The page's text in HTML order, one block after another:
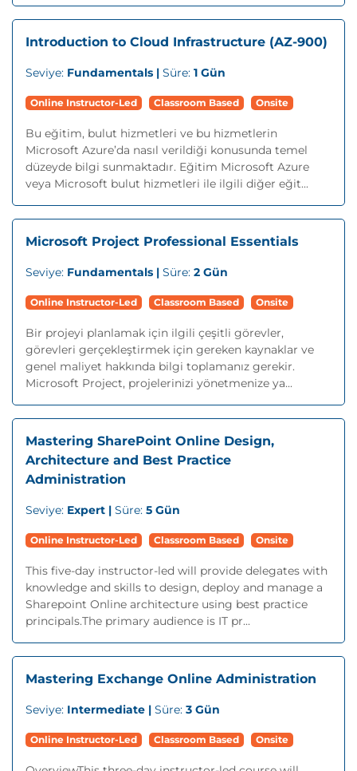
Introduction to Cloud Infrastructure (AZ-900)
Seviye: Fundamentals | Süre: 1 Gün
Online Instructor-Led Classroom Based Onsite
Bu eğitim, bulut hizmetleri ve bu hizmetlerin
Microsoft Azure’da nasıl verildiği konusunda temel
düzeyde bilgi sunmaktadır. Eğitim Microsoft Azure
veya Microsoft bulut hizmetleri ile ilgili diğer eğit...
Microsoft Project Professional Essentials
Seviye: Fundamentals | Süre: 2 Gün
Online Instructor-Led Classroom Based Onsite
Bir projeyi planlamak için ilgili çeşitli görevler,
görevleri gerçekleştirmek için gereken kaynaklar ve
genel maliyet hakkında bilgi toplamanız gerekir.
Microsoft Project, projelerinizi yönetmenize ya...
Mastering SharePoint Online Design,
Architecture and Best Practice
Administration
Seviye: Expert | Süre: 5 Gün
Online Instructor-Led Classroom Based Onsite
This five-day instructor-led will provide delegates with
knowledge and skills to design, deploy and manage a
Sharepoint Online architecture using best practice
principals.The primary audience is IT pr...
Mastering Exchange Online Administration
Seviye: Intermediate | Süre: 3 Gün
Online Instructor-Led Classroom Based Onsite